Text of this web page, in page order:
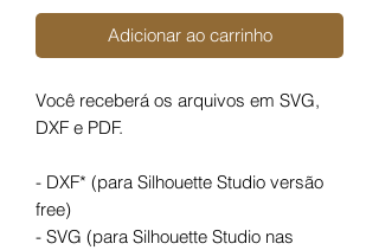
Adicionar ao carrinho
Você receberá os arquivos em SVG,
DXF e PDF.
- DXF* (para Silhouette Studio versão
free)
- SVG (para Silhouette Studio nas